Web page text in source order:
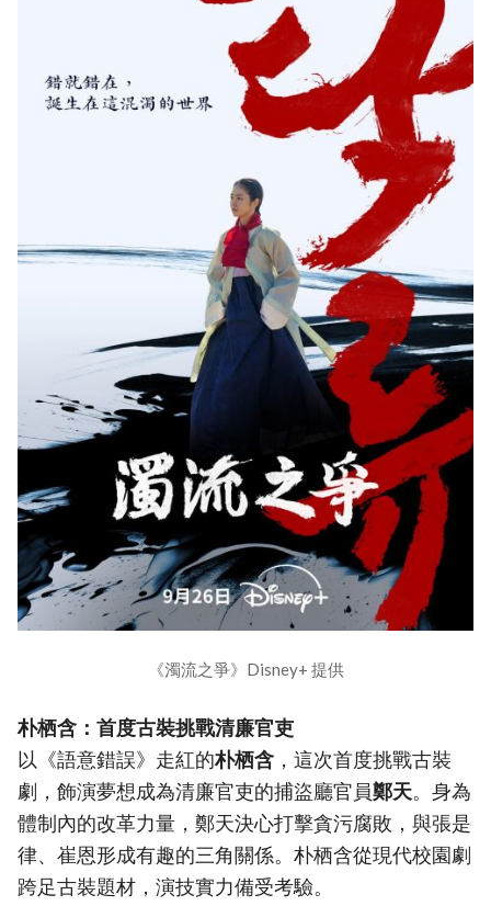
《濁流之爭》Disney+ 提供
朴栖含：首度古裝挑戰清廉官吏
以《語意錯誤》走紅的朴栖含 ，這次首度挑戰古裝
劇，飾演夢想成為清廉官吏的捕盜廳官員鄭天。身為
體制內的改革力量，鄭天決心打擊貪污腐敗，與張是
律、崔恩形成有趣的三角關係。朴栖含從現代校園劇
跨足古裝題材，演技實力備受考驗。